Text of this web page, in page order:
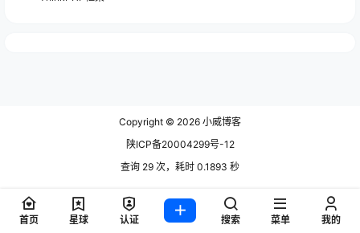
Copyright © 2026 小威博客
陕ICP备20004299号-12
查询 29 次，耗时 0.1893 秒
首页 星球 认证 搜索 菜单 我的